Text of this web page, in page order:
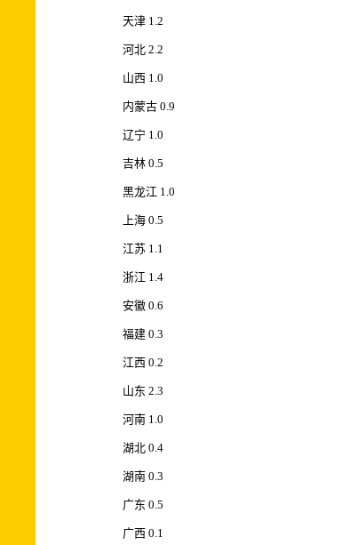
天津 1.2
河北 2.2
山西 1.0
内蒙古 0.9
辽宁 1.0
吉林 0.5
黑龙江 1.0
上海 0.5
江苏 1.1
浙江 1.4
安徽 0.6
福建 0.3
江西 0.2
山东 2.3
河南 1.0
湖北 0.4
湖南 0.3
广东 0.5
广西 0.1